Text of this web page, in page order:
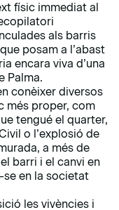
físic immediat al
als barris
posam a l’abast
encara viva d’una
Palma.
conèixer diversos
més proper, com
tengué el quarter,
o l’explosió de
a més de
barri i el canvi en
se en la societat
les vivències i